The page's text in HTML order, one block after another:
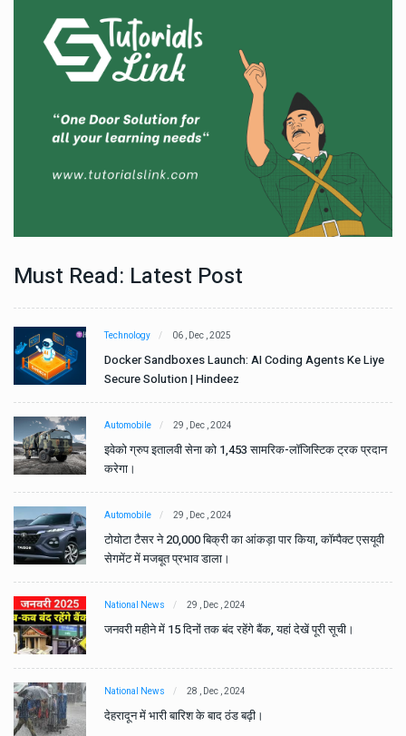
Must Read: Latest Post
Technology 06 , Dec , 2025
Docker Sandboxes Launch: AI Coding Agents Ke Liye
Secure Solution | Hindeez
Automobile 29 , Dec , 2024
इवेको ग्रुप इतालवी सेना को 1,453 सामरिक-लॉजिस्टिक ट्रक प्रदान
करेगा।
Automobile 29 , Dec , 2024
टोयोटा टैसर ने 20,000 बिक्री का आंकड़ा पार किया, कॉम्पैक्ट एसयूवी
सेगमेंट में मजबूत प्रभाव डाला।
National News 29 , Dec , 2024
जनवरी महीने में 15 दिनों तक बंद रहेंगे बैंक, यहां देखें पूरी सूची।
National News 28 , Dec , 2024
देहरादून में भारी बारिश के बाद ठंड बढ़ी।